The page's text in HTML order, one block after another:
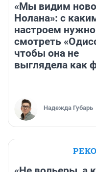
«Мы видим
Нолана»: с
настроем нужно
смотреть
чтобы она не
выглядела как
Надежда Губарь